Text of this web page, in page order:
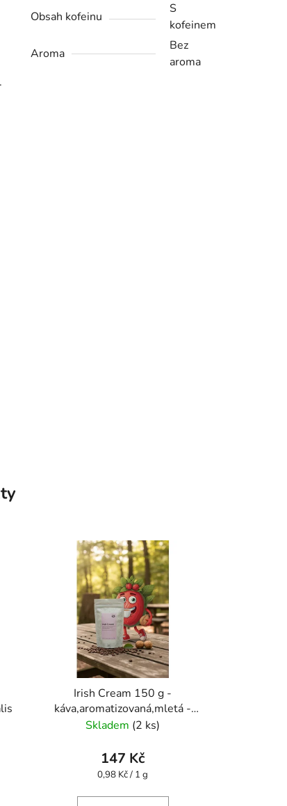
Obsah kofeinu
S
kofeinem
Aroma
Bez
aroma
Irish Cream 150 g -
káva,aromatizovaná,mletá -
Oxalis
Skladem (2 ks)
147 Kč
Měrná
0,98 Kč / 1 g